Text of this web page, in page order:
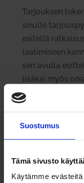
Suostumus
Tämä sivusto
Käytämme
Tarjouksen
sinulle
esitellä
laatimiseen
sen avulla
lisäksi myös